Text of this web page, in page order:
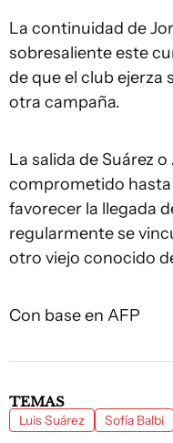
La continuidad de
sobresaliente este
de que el club ejerza
otra campaña.
La salida de Suárez
comprometido
favorecer la llegada
regularmente se
otro viejo conocido
Con base en AFP
TEMAS
Luis Suárez Sofía Balbi